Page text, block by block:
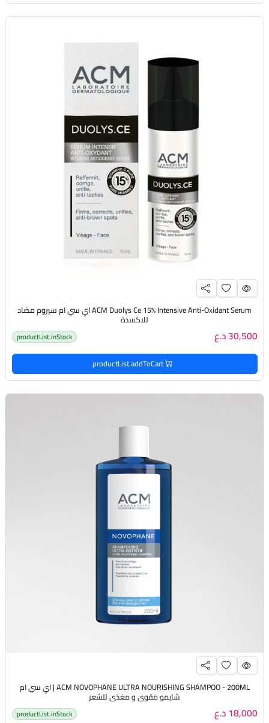
ACM Duolys Ce 15% Intensive Anti-Oxidant Serum اي سي ام سيروم مضاد
للاكسدة
30,500 د.ع productList.inStock
productList.addToCart
ACM NOVOPHANE ULTRA NOURISHING SHAMPOO - 200ML | اي سي ام
شابمو مقوي و مغذي للشعر
18,000 د.ع productList.inStock